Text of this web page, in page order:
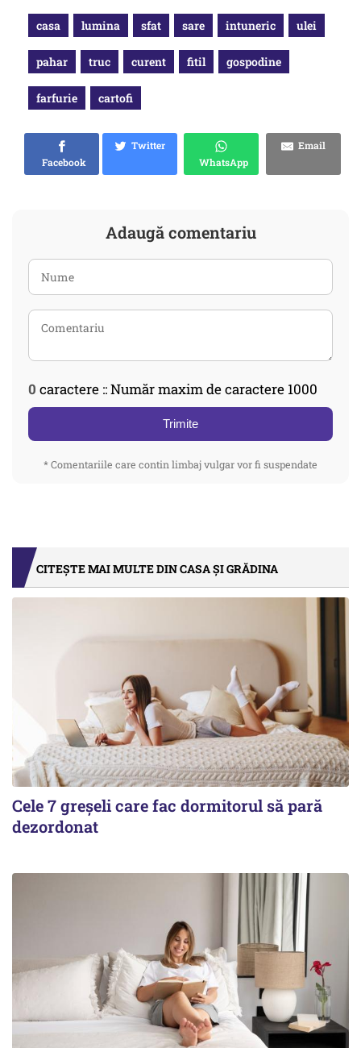
casa lumina sfat sare intuneric ulei
pahar truc curent fitil gospodine
farfurie cartofi
Facebook
Twitter
WhatsApp
Email
Adaugă comentariu
0 caractere :: Număr maxim de caractere 1000
Trimite
* Comentariile care contin limbaj vulgar vor fi suspendate
CITEȘTE MAI MULTE DIN CASA ȘI GRĂDINA
Cele 7 greșeli care fac dormitorul să pară
dezordonat